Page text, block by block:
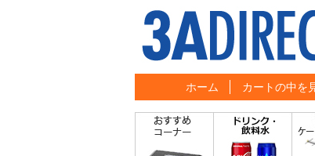
ホーム カートの中を